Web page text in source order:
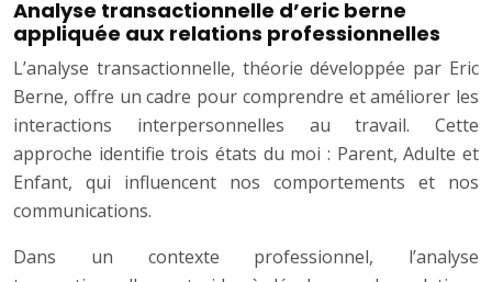
Analyse transactionnelle d’eric berne
appliquée aux relations professionnelles
L’analyse transactionnelle, théorie développée par Eric
Berne, offre un cadre pour comprendre et améliorer les
interactions interpersonnelles au travail. Cette
approche identifie trois états du moi : Parent, Adulte et
Enfant, qui influencent nos comportements et nos
communications.
Dans un contexte professionnel, l’analyse